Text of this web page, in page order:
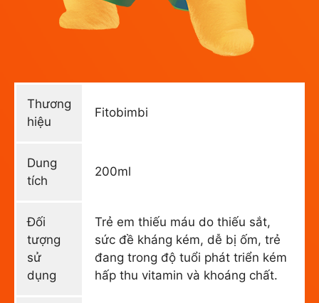
Thương
hiệu
Fitobimbi
Dung
tích
200ml
Đối
tượng
sử
dụng
Trẻ em thiếu máu do thiếu sắt,
sức đề kháng kém, dễ bị ốm, trẻ
đang trong độ tuổi phát triển kém
hấp thu vitamin và khoáng chất.